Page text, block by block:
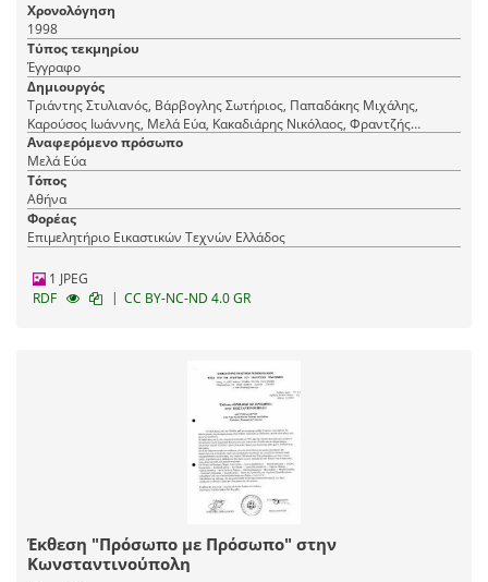
Χρονολόγηση
1998
Τύπος τεκμηρίου
Έγγραφο
Δημιουργός
Τριάντης Στυλιανός, Βάρβογλης Σωτήριος, Παπαδάκης Μιχάλης,
Καρούσος Ιωάννης, Μελά Εύα, Κακαδιάρης Νικόλαος, Φραντζής
Μιχάλης, Ρόθος Κωνσταντίνος, Σοφρά-Μαλλιάρου Βασιλική
Αναφερόμενο πρόσωπο
Μελά Εύα
Τόπος
Αθήνα
Φορέας
Επιμελητήριο Εικαστικών Τεχνών Ελλάδος
1 JPEG
RDF
| CC BY-NC-ND 4.0 GR
Έκθεση "Πρόσωπο με Πρόσωπο" στην
Κωνσταντινούπολη